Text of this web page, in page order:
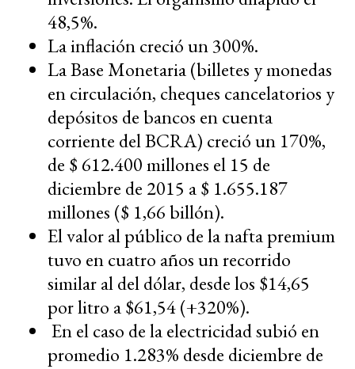
48,5%.
La inflación creció un 300%.
La Base Monetaria (billetes y monedas
en circulación, cheques cancelatorios y
depósitos de bancos en cuenta
corriente del BCRA) creció un 170%,
de $ 612.400 millones el 15 de
diciembre de 2015 a $ 1.655.187
millones ($ 1,66 billón).
El valor al público de la nafta premium
tuvo en cuatro años un recorrido
similar al del dólar, desde los $14,65
por litro a $61,54 (+320%).
En el caso de la electricidad subió en
promedio 1.283% desde diciembre de